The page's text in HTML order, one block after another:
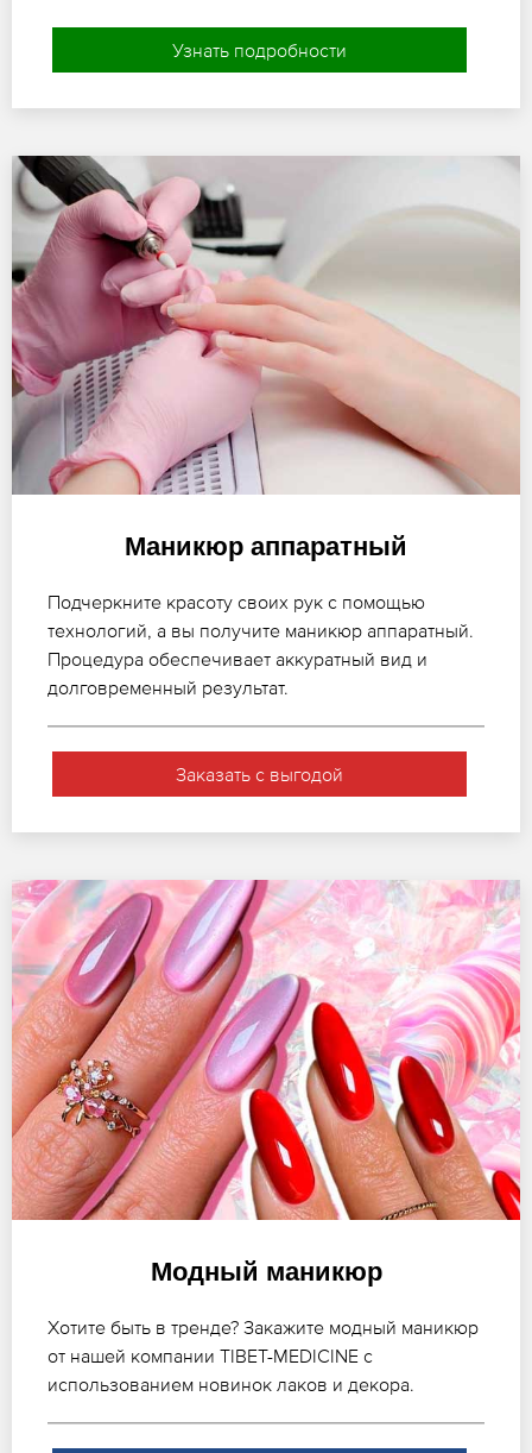
Узнать подробности
Маникюр аппаратный
Подчеркните красоту своих рук с помощью
технологий, а вы получите маникюр аппаратный.
Процедура обеспечивает аккуратный вид и
долговременный результат.
Заказать с выгодой
Модный маникюр
Хотите быть в тренде? Закажите модный маникюр
от нашей компании TIBET-MEDICINE с
использованием новинок лаков и декора.